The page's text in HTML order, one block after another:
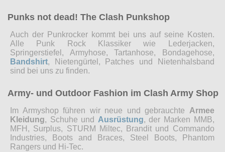
Punks not dead! The Clash Punkshop
Auch der Punkrocker kommt bei uns auf seine Kosten.
Alle Punk Rock Klassiker wie Lederjacken,
Springerstiefel, Armyhose, Tartanhose, Bondagehose,
Bandshirt, Nietengürtel, Patches und Nietenhalsband
sind bei uns zu finden.
Army- und Outdoor Fashion im Clash Army Shop
Im Armyshop führen wir neue und gebrauchte Armee
Kleidung, Schuhe und Ausrüstung, der Marken MMB,
MFH, Surplus, STURM Miltec, Brandit und Commando
Industries, Boots and Braces, Steel Boots, Phantom
Rangers und Hi-Tec.